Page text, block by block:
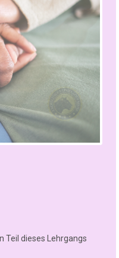
Teil dieses Lehrgangs